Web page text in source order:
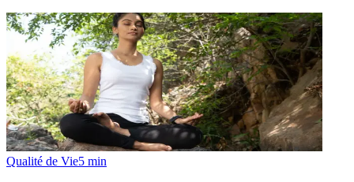
Qualité de Vie5 min